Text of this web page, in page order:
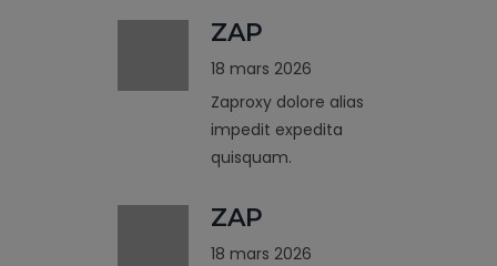
ZAP
18 mars 2026
Zaproxy dolore alias
impedit expedita
quisquam.
ZAP
18 mars 2026